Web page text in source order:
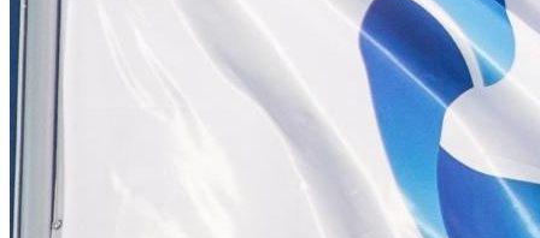
Какие Кредиты Дают В Беларуси
На Китайские Автомобили
Шипы Или Липучка? Что Выбрать В
Условиях Российской Зимы?